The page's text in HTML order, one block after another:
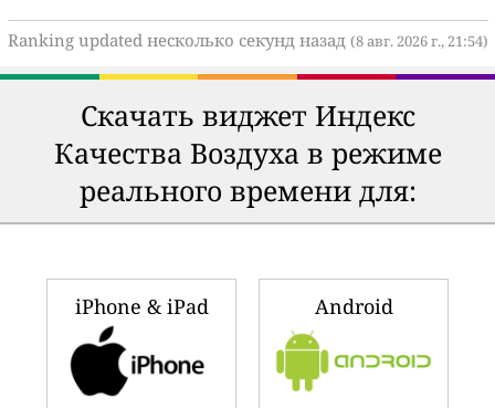
Ranking updated несколько секунд назад (8 авг. 2026 г., 21:54)
Скачать виджет Индекс
Качества Воздуха в режиме
реального времени для:
iPhone & iPad Android